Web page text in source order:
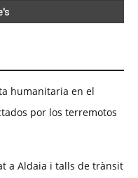
humanitaria en el
por los terremotos
a Aldaia i talls de trànsit